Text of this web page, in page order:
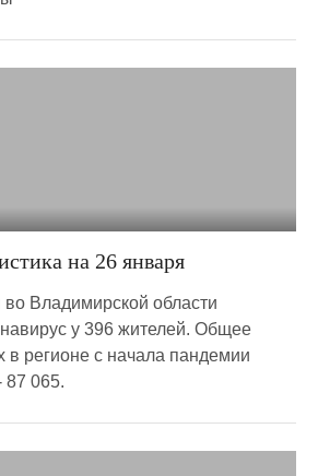
на 26 января
Владимирской области
у 396 жителей. Общее
в регионе с начала пандемии
87 065.